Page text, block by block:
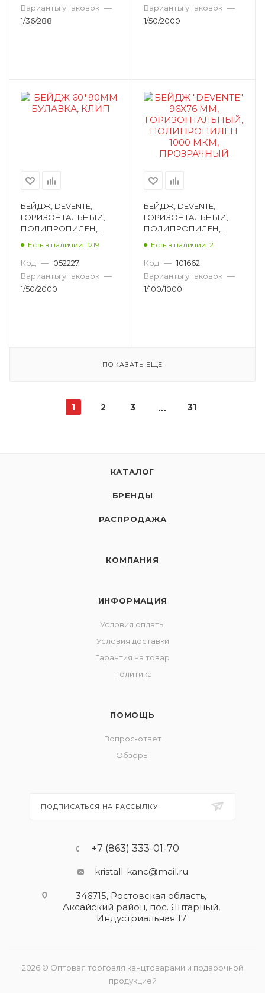
Варианты упаковок —
1/36/288
Варианты упаковок —
1/50/2000
БЕЙДЖ, DEVENTE,
ГОРИЗОНТАЛЬНЫЙ,
ПОЛИПРОПИЛЕН,
Есть в наличии: 1219
Код — 052227
Варианты упаковок —
1/50/2000
БЕЙДЖ, DEVENTE,
ГОРИЗОНТАЛЬНЫЙ,
ПОЛИПРОПИЛЕН,
Есть в наличии: 2
Код — 101662
Варианты упаковок —
1/100/1000
ПОКАЗАТЬ ЕЩЕ
1 2 3 31
КАТАЛОГ
БРЕНДЫ
РАСПРОДАЖА
КОМПАНИЯ
ИНФОРМАЦИЯ
Условия оплаты
Условия доставки
Гарантия на товар
Политика
ПОМОЩЬ
Вопрос-ответ
Обзоры
ПОДПИСАТЬСЯ НА РАССЫЛКУ
+7 (863) 333-01-70
kristall-kanc@mail.ru
346715, Ростовская область​,
Аксайский район, пос. Янтарный,
Индустриальная 17
2026 © Оптовая торговля канцтоварами и подарочной
продукцией